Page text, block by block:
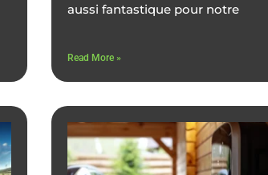
aussi fantastique pour notre
Read More »